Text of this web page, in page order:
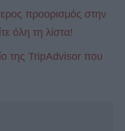
προορισμός στην
όλη τη λίστα!
της TripAdvisor που